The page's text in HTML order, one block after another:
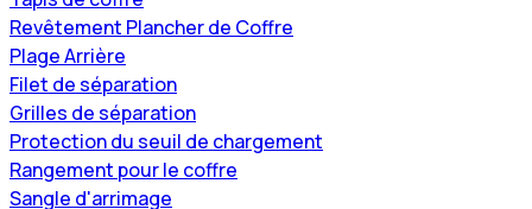
Revêtement Plancher de Coffre
Plage Arrière
Filet de séparation
Grilles de séparation
Protection du seuil de chargement
Rangement pour le coffre
Sangle d'arrimage